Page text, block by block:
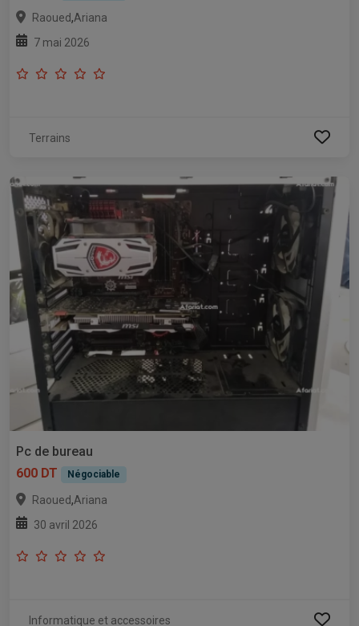
Raoued,Ariana
7 mai 2026
Terrains
Pc de bureau
600 DT
Négociable
Raoued,Ariana
30 avril 2026
Informatique et accessoires